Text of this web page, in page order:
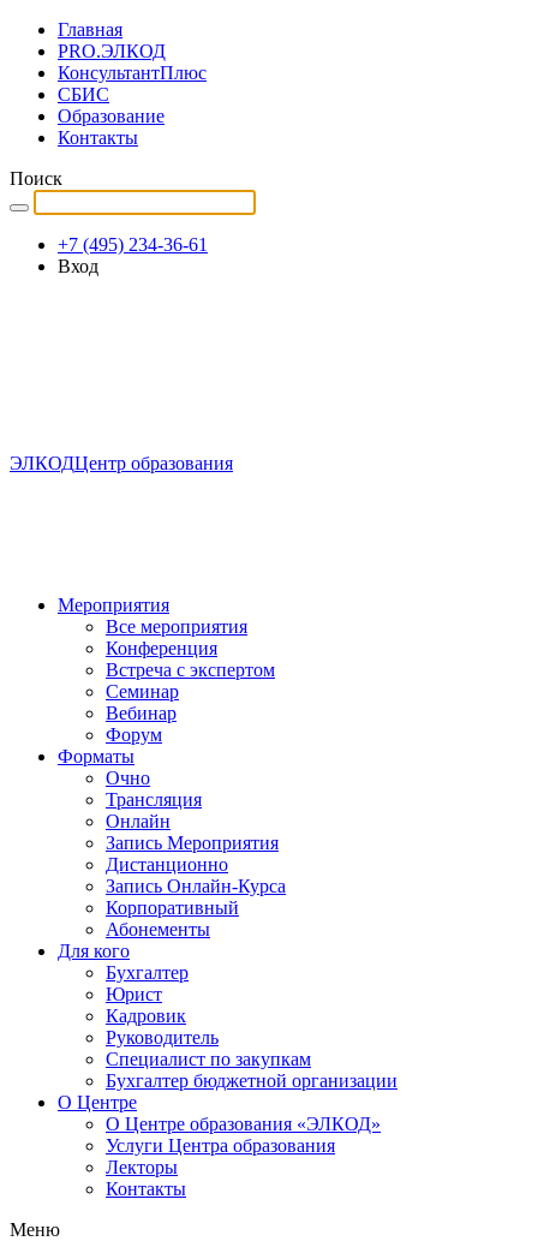
Главная
PRO.ЭЛКОД
КонсультантПлюс
СБИС
Образование
Контакты
Поиск
+7 (495) 234-36-61
Вход
ЭЛКОДЦентр образования
Мероприятия
Все мероприятия
Конференция
Встреча с экспертом
Семинар
Вебинар
Форум
Форматы
Очно
Трансляция
Онлайн
Запись Мероприятия
Дистанционно
Запись Онлайн-Курса
Корпоративный
Абонементы
Для кого
Бухгалтер
Юрист
Кадровик
Руководитель
Специалист по закупкам
Бухгалтер бюджетной организации
О Центре
О Центре образования «ЭЛКОД»
Услуги Центра образования
Лекторы
Контакты
Меню